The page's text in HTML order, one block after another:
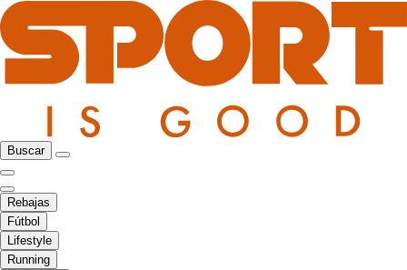
Buscar
Rebajas
Fútbol
Lifestyle
Running